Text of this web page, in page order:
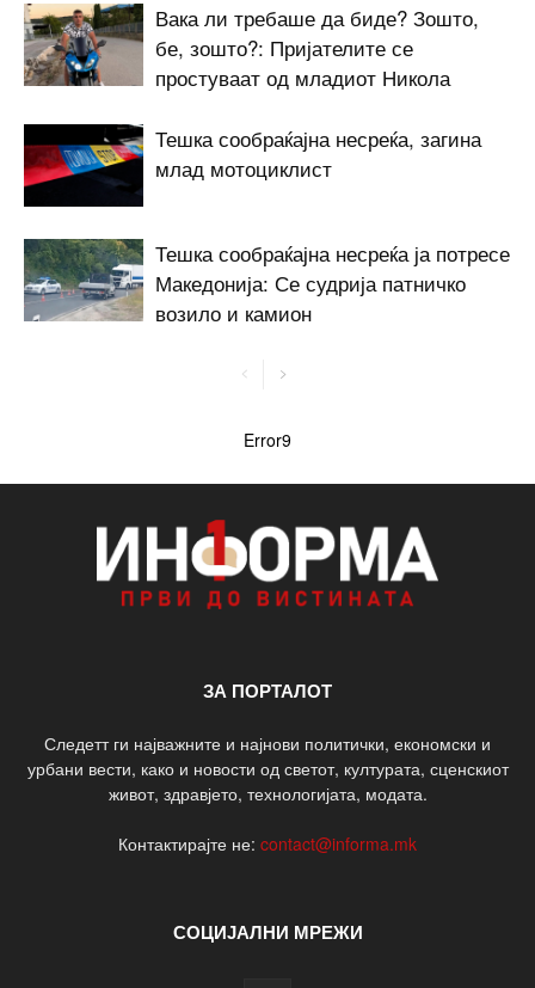
Вака ли требаше да биде? Зошто,
бе, зошто?: Пријателите се
простуваат од младиот Никола
Тешка сообраќајна несреќа, загина
млад мотоциклист
Тешка сообраќајна несреќа ја потресе
Македонија: Се судрија патничко
возило и камион
Error9
ЗА ПОРТАЛОТ
Следетт ги најважните и најнови политички, економски и
урбани вести, како и новости од светот, културата, сценскиот
живот, здравјето, технологијата, модата.
Контактирајте не: contact@informa.mk
СОЦИЈАЛНИ МРЕЖИ